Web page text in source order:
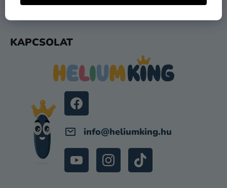
feladást követően
ingyenes
KAPCSOLAT
info@heliumking.hu